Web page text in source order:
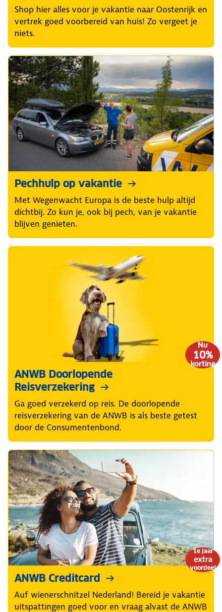
Shop hier alles voor je vakantie naar Oostenrijk en
vertrek goed voorbereid van huis! Zo vergeet je
niets.
Pechhulp op vakantie
Met Wegenwacht Europa is de beste hulp altijd
dichtbij. Zo kun je, ook bij pech, van je vakantie
blijven genieten.
Nu
10%
korting
ANWB Doorlopende
Reisverzekering
Ga goed verzekerd op reis. De doorlopende
reisverzekering van de ANWB is als beste getest
door de Consumentenbond.
1e jaar
extra
voordeel
ANWB Creditcard
Auf wienerschnitzel Nederland! Bereid je vakantie
uitspattingen goed voor en vraag alvast de ANWB